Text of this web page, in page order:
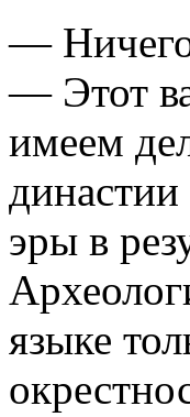
— Ничего
— Этот
имеем
эры в
языке